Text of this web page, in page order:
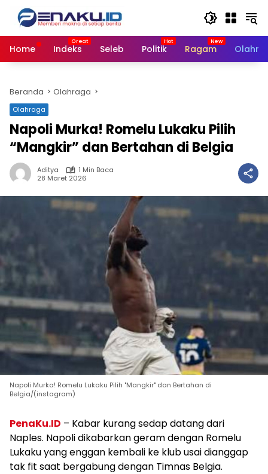
Langsung
konten
Home
Indeks Seleb Politik Ragam
Beranda Olahraga
Olahraga
Napoli Murka! Romelu Lukaku Pilih
“Mangkir” dan Bertahan di Belgia
Aditya
1 Min Baca
28 Maret 2026
Napoli Murka! Romelu Lukaku Pilih "Mangkir" dan Bertahan di
Belgia/(instagram)
PenaKu.ID – Kabar kurang sedap datang dari
Naples. Napoli dikabarkan geram dengan Romelu
Lukaku yang enggan kembali ke klub usai dianggap
tak fit saat bergabung dengan Timnas Belgia.